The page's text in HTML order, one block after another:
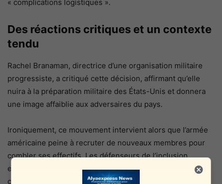
« complications logistiques ».
Des réactions critiques et un contexte
tendu
Rachel Branaman, directrice d’une organisation militaire
progressiste, a critiqué cette décision, affirmant qu’elle
nuira à la préparation militaire des États-Unis et donnera
une image affaiblie aux adversaires du pays.
Ironiquement, ce mouvement intervient alors que l’armée
américaine peine à recruter de nouveaux membres pour
combler ses effectifs. Les défenseurs de l’inclusion
estiment que cette interdiction exclut des milliers de
candidats qualifiés en raison de leur identité de genre.